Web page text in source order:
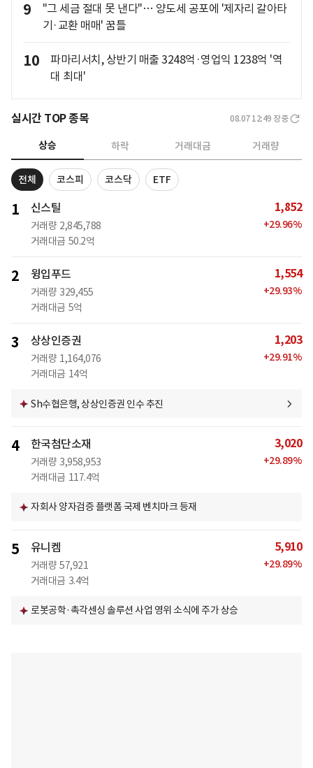
9
"그 세금 절대 못 낸다"… 양도세 공포에 '제자리 갈아타
기·교환 매매' 꿈틀
10
파마리서치, 상반기 매출 3248억·영업익 1238억 '역
대 최대'
실시간 TOP 종목 08.07 12:49 장중
상승 하락 거래대금 거래량
전체 코스피 코스닥 ETF
1 신스틸
거래량 2,845,788
거래대금 50.2억
1,852
+29.96%
2 윙입푸드
거래량 329,455
거래대금 5억
1,554
+29.93%
3 상상인증권
거래량 1,164,076
거래대금 14억
1,203
+29.91%
Sh수협은행, 상상인증권 인수 추진
4 한국첨단소재
거래량 3,958,953
거래대금 117.4억
3,020
+29.89%
자회사 양자검증 플랫폼 국제 벤치마크 등재
5 유니켐
거래량 57,921
거래대금 3.4억
5,910
+29.89%
로봇공학·촉각센싱 솔루션 사업 영위 소식에 주가 상승